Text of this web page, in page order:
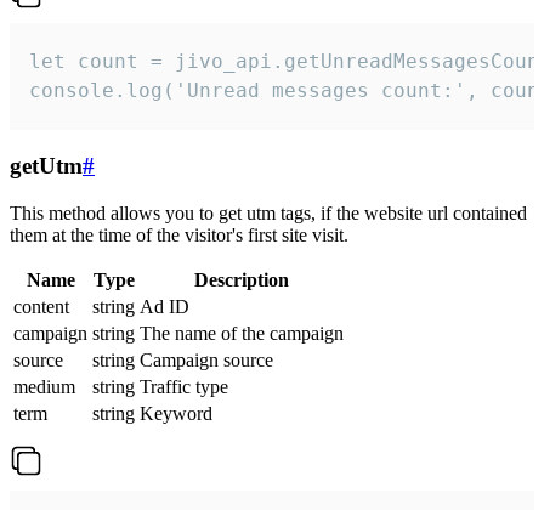
let count =
console.log('Unread messages count:',
getUtm#
This method allows you to get utm tags, if the website url contained
them at the time of the visitor's first site visit.
Name Type
Description
content
string Ad ID
campaign string The name of the campaign
source
string Campaign source
medium
string Traffic type
term
string Keyword